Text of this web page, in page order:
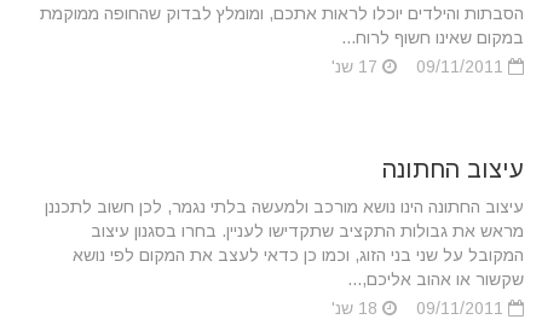
הסבתות והילדים יוכלו לראות אתכם, ומומלץ לבדוק שהחופה ממוקמת
במקום שאינו חשוף לרוח...
עיצוב החתונה
עיצוב החתונה הינו נושא מורכב ולמעשה בלתי נגמר, לכן חשוב לתכננן
מראש את גבולות התקציב שתקדישו לעניין. בחרו בסגנון עיצוב
המקובל על שני בני הזוג, וכמו כן כדאי לעצב את המקום לפי נושא
שקשור או אהוב אליכם,...